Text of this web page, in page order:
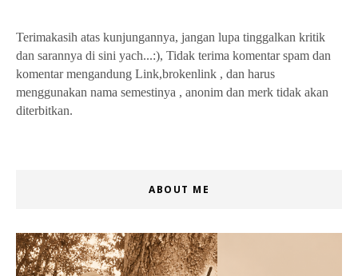
Terimakasih atas kunjungannya, jangan lupa tinggalkan kritik
dan sarannya di sini yach...:), Tidak terima komentar spam dan
komentar mengandung Link,brokenlink , dan harus
menggunakan nama semestinya , anonim dan merk tidak akan
diterbitkan.
ABOUT ME